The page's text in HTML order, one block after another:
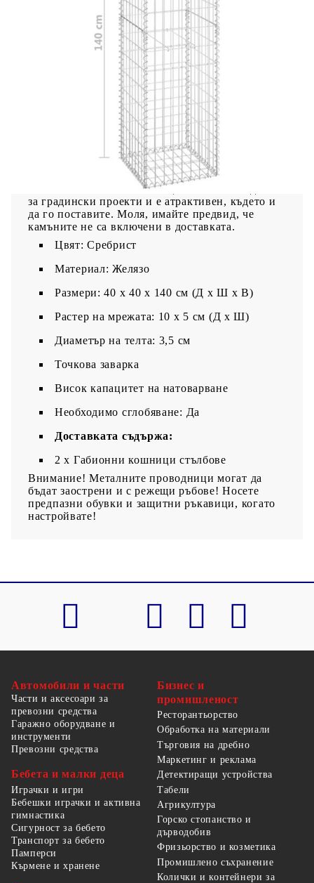
предлага прост и атрактивен начин да
декорирате градината или вътрешния си двор.
Изработени от неръждаемо и устойчиво на
атмосферни влияния желязо, габионите са
много стабилни и издръжливи за дълги години
експлоатация. Мрежестата решетка е изработена
от напречно и надлъжно заварена на всяка
пресечена точка тел. С диаметър на телта от 3,5
мм, габионите са здрави и стабилни.
Устойчивите габиони за двор са проектирани да
бъдат запълнени с камъни или чакъл за бързо
изграждане. Те са снабдени с горен и долен
капак, който може да задържи пълнежа във
фиксирана форма, когато е запечатан. Този
комплект габионни кошници стълбове е идеален
за градински проекти и е атрактивен, където и
да го поставите. Моля, имайте предвид, че
камъните не са включени в доставката.
Цвят: Сребрист
Материал: Желязо
Размери: 40 x 40 x 140 см (Д x Ш x В)
Растер на мрежата: 10 x 5 см (Д x Ш)
Диаметър на телта: 3,5 см
Точкова заварка
Висок капацитет на натоварване
Необходимо сглобяване: Да
Доставката съдържа:
2 х Габионни кошници стълбове
Внимание! Металните проводници могат да
бъдат заострени и с режещи ръбове! Носете
предпазни обувки и защитни ръкавици, когато
настройвате!
Автомобили и части
Части и аксесоари за
превозни средства
Гаражно оборудване и
инструменти
Превозни средства
Бебета и малки деца
Играчки и игри
Бебешки играчки и активна
гимнастика
Сигурност за бебето
Транспорт за бебето
Памперси
Кърмене и хранене
Бизнес и
промишленост
Ресторантьорство
Обработка на материали
Търговия на дребно
Маркетинг и реклама
Детектиращи устройства
Табели
Агрикултура
Горско стопанство и
дърводобив
Фризьорство и козметика
Промишлено съхранение
Колички и контейнери за